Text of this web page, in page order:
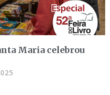
Maria celebrou